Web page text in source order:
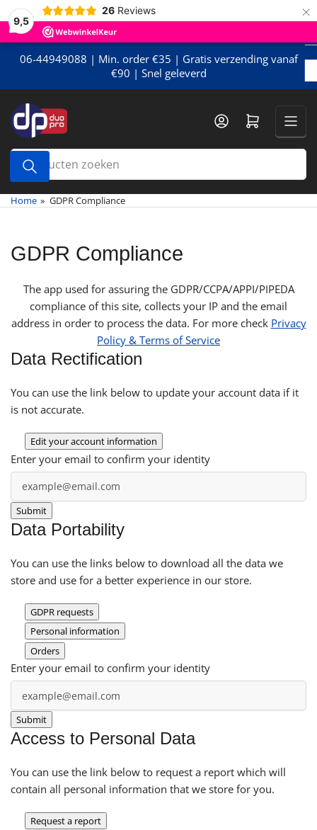
9,5
26 Reviews ×
Meteen
naar
de
content06-44949088 | Min. order €35 | Gratis verzending vanaf
€90 | Snel geleverd
Producten
zoeken
Mini-winkelwagen openen
Home » GDPR Compliance
GDPR Compliance
The app used for assuring the GDPR/CCPA/APPI/PIPEDA
compliance of this site, collects your IP and the email
address in order to process the data. For more check Privacy
Policy & Terms of Service
Data Rectification
You can use the link below to update your account data if it
is not accurate.
Edit your account information
Enter your email to confirm your identity
Data Portability
You can use the links below to download all the data we
store and use for a better experience in our store.
GDPR requests
Personal information
Orders
Enter your email to confirm your identity
Access to Personal Data
You can use the link below to request a report which will
contain all personal information that we store for you.
Request a report